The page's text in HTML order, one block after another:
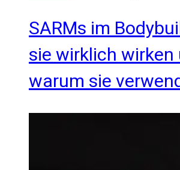
SARMs im
sie wirklich wirken
warum sie